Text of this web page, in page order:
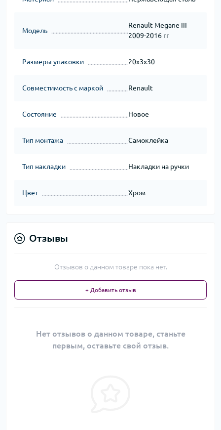
Модель
Renault Megane III
2009-2016 гг
Размеры упаковки 20x3x30
Совместимость с маркой Renault
Состояние Новое
Тип монтажа Самоклейка
Тип накладки Накладки на ручки
Цвет Хром
Отзывы
Отзывов о данном товаре пока нет.
+ Добавить отзыв
Нет отзывов о данном товаре, станьте
первым, оставьте свой отзыв.